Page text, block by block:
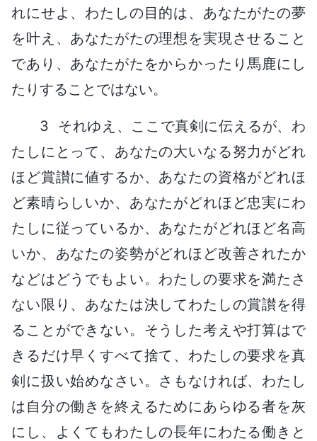
れにせよ、わたしの目的は、あなたがたの夢
を叶え、あなたがたの理想を実現させること
であり、あなたがたをからかったり馬鹿にし
たりすることではない。
3 それゆえ、ここで真剣に伝えるが、わ
たしにとって、あなたの大いなる努力がどれ
ほど賞讃に値するか、あなたの資格がどれほ
ど素晴らしいか、あなたがどれほど忠実にわ
たしに従っているか、あなたがどれほど名高
いか、あなたの姿勢がどれほど改善されたか
などはどうでもよい。わたしの要求を満たさ
ない限り、あなたは決してわたしの賞讃を得
ることができない。そうした考えや打算はで
きるだけ早くすべて捨て、わたしの要求を真
剣に扱い始めなさい。さもなければ、わたし
は自分の働きを終えるためにあらゆる者を灰
にし、よくてもわたしの長年にわたる働きと